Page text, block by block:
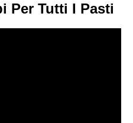
Per Tutti I Pasti